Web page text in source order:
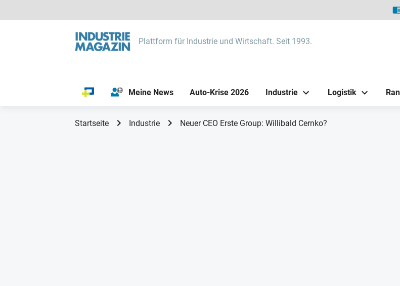
Plattform für Industrie und Wirtschaft. Seit 1993.
Meine News Auto-Krise 2026 Industrie Logistik
Startseite Industrie Neuer CEO Erste Group: Willibald Cernko?